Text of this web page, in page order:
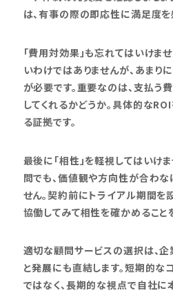
は、有事の際の即応性に満足度を
「費用対効果」も忘れてはいけま
いわけではありませんが、あまり
が必要です。重要なのは、支払う
してくれるかどうか。具体的な
る証拠です。
最後に「相性」を軽視してはいけ
問でも、価値観や方向性が合わ
せん。契約前にトライアル期間を
協働してみて相性を確かめること
適切な顧問サービスの選択は、企
と発展にも直結します。短期的な
ではなく、長期的な視点で自社